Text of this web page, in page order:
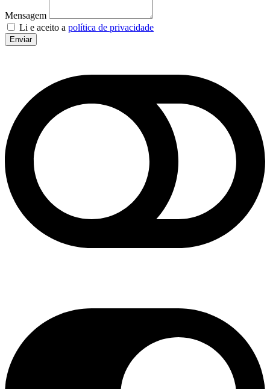
Mensagem
Li e aceito a política de privacidade
Enviar